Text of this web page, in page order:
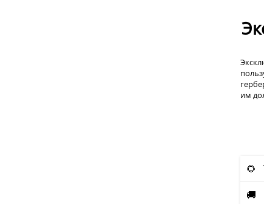
им
🌻
🚚